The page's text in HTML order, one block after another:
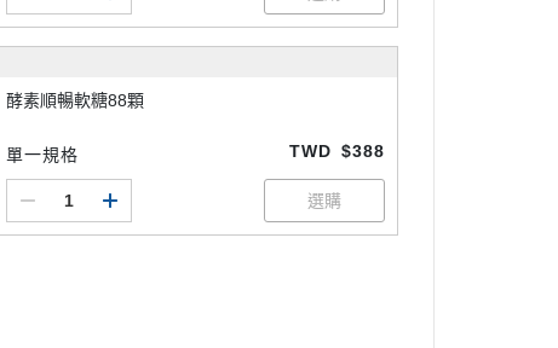
酵素順暢軟糖88顆
單一規格 TWD $388